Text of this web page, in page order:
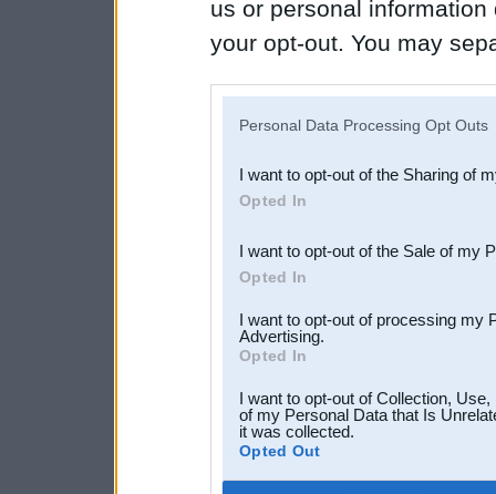
us or personal
your opt-out. You may
Downstream Participants
third parties.
Personal Data Processing Opt Outs
I want to opt-out of the Sharing of
Opted In
I want to opt-out of the Sale of my
Opted In
I want to opt-out of processing my
Advertising.
Opted In
I want to opt-out of Collection,
of my Personal Data that Is
it was collected.
Opted Out